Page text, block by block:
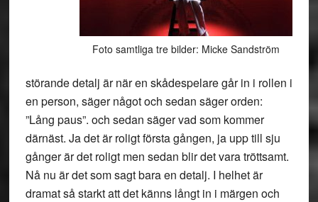
Foto samtliga tre bilder: Micke Sandström
störande detalj är när en skådespelare går in i rollen i
en person, säger något och sedan säger orden:
”Lång paus”. och sedan säger vad som kommer
därnäst. Ja det är roligt första gången, ja upp till sju
gånger är det roligt men sedan blir det vara tröttsamt.
Nå nu är det som sagt bara en detalj. I helhet är
dramat så starkt att det känns långt in i märgen och